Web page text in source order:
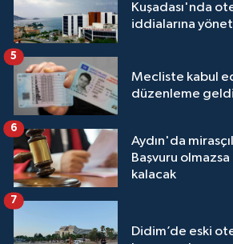
Kuşadası'nda
iddialarına
Mecliste kabul
düzenleme geldi
5
Aydın'da
Başvuru
kalacak
6
Didim’de eski
7